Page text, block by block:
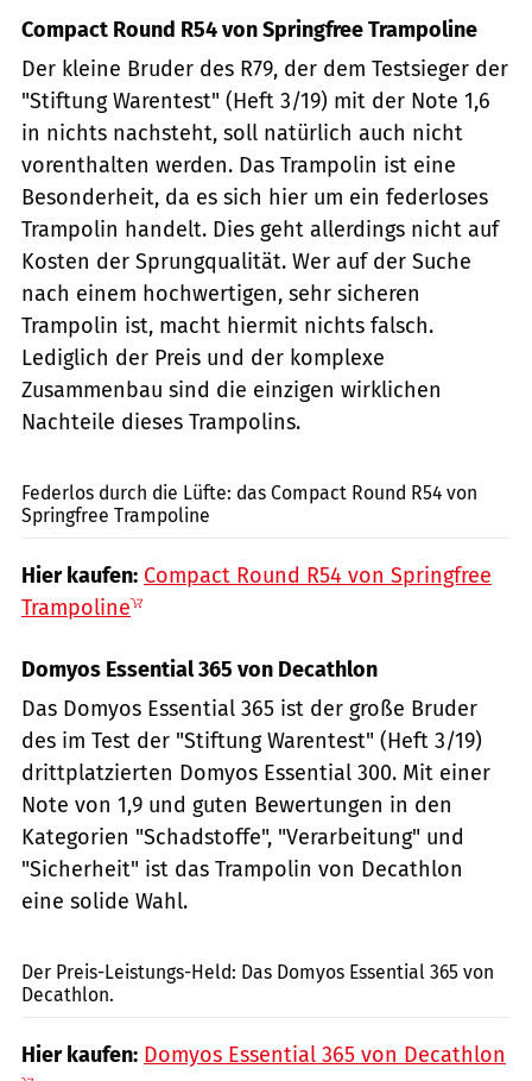
Compact Round R54 von Springfree Trampoline
Der kleine Bruder des R79, der dem Testsieger der
"Stiftung Warentest" (Heft 3/19) mit der Note 1,6
in nichts nachsteht, soll natürlich auch nicht
vorenthalten werden. Das Trampolin ist eine
Besonderheit, da es sich hier um ein federloses
Trampolin handelt. Dies geht allerdings nicht auf
Kosten der Sprungqualität. Wer auf der Suche
nach einem hochwertigen, sehr sicheren
Trampolin ist, macht hiermit nichts falsch.
Lediglich der Preis und der komplexe
Zusammenbau sind die einzigen wirklichen
Nachteile dieses Trampolins.
Federlos durch die Lüfte: das Compact Round R54 von
Springfree Trampoline
Hier kaufen: Compact Round R54 von Springfree
Trampoline
Domyos Essential 365 von Decathlon
Das Domyos Essential 365 ist der große Bruder
des im Test der "Stiftung Warentest" (Heft 3/19)
drittplatzierten Domyos Essential 300. Mit einer
Note von 1,9 und guten Bewertungen in den
Kategorien "Schadstoffe", "Verarbeitung" und
"Sicherheit" ist das Trampolin von Decathlon
eine solide Wahl.
Der Preis-Leistungs-Held: Das Domyos Essential 365 von
Decathlon.
Hier kaufen: Domyos Essential 365 von Decathlon